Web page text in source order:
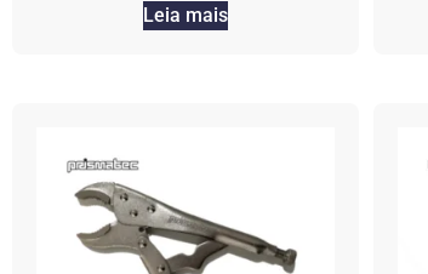
Leia mais